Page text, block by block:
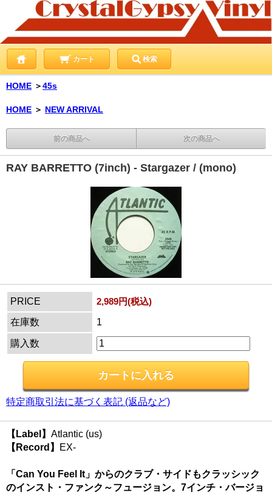
カート 検索
HOME ＞45s
HOME ＞ NEW ARRIVAL
前の商品へ 次の商品へ
RAY BARRETTO (7inch) - Stargazer / (mono)
PRICE
2,989円(税込)
在庫数
1
購入数
特定商取引法に基づく表記 (返品など)
【Label】 Atlantic (us)
【Record】
EX-
「Can You Feel It」からのクラブ・サイドもクラッシック
のインスト・ファンク～フュージョン。7インチ・バージョ